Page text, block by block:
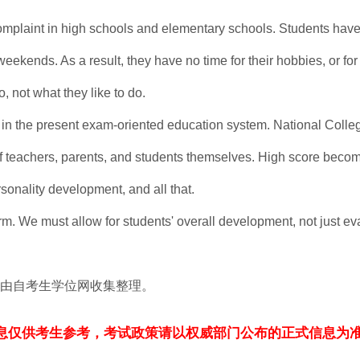
in high schools and elementary schools. Students
As a result, they have no time for their hobbies, or
not what they like to do.
the present exam-oriented education system. National
parents, and students themselves. High score
development, and all that.
We must allow for students' overall development, not just
自考生学位网收集整理。
供考生参考，考试政策请以权威部门公布的正式信息为